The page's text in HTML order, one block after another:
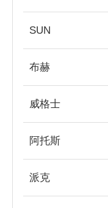
SUN
布赫
威格士
阿托斯
派克